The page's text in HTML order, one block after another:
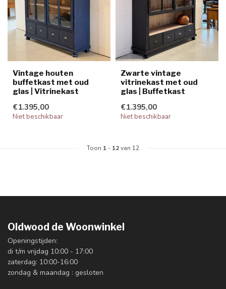
Vintage houten
buffetkast met oud
glas | Vitrinekast
€1.395,00
Niet beschikbaar
Zwarte vintage
vitrinekast met oud
glas | Buffetkast
€1.395,00
Niet beschikbaar
Toon 1 - 12van 12
Oldwood de Woonwinkel
Openingstijden:
di t/m vrijdag 10:00 - 17:00
zaterdag: 10:00-16:00
zondag & maandag : gesloten